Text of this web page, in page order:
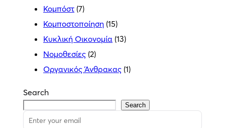
Κομπόστ (7)
Κομποστοποίηση (15)
Κυκλική Οικονομία (13)
Νομοθεσίες (2)
Οργανικός Άνθρακας (1)
Search
Search